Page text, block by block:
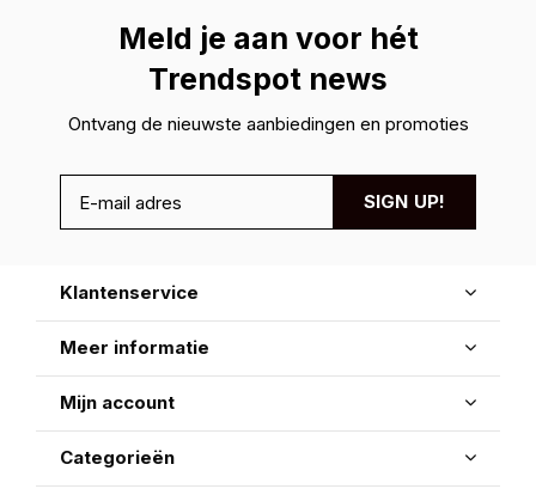
Meld je aan voor hét
Trendspot news
Ontvang de nieuwste aanbiedingen en promoties
SIGN UP!
Klantenservice
Meer informatie
Mijn account
Categorieën